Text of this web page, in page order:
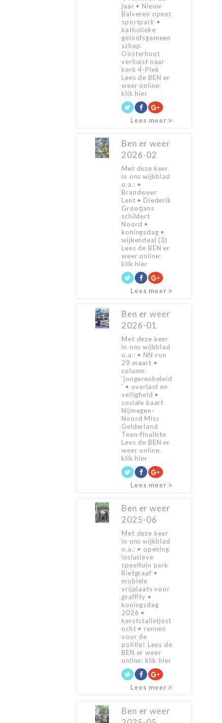
jaar • Nieuw
Balveren opent
sportpark •
katholieke
geloofsgemeen
schap
Oosterhout
verhuist naar
kerk 4-Plek
Lees de BEN er
weer online:
klik hier
Lees meer
Ben er weer
2026-02
Met deze keer
in ons wijkblad
o.a.: •
Brandweer
Lent • Diederik
Grootjans
schildert
Noord •
koningsdag •
wijkendeal (3)
Lees de BEN er
weer online:
klik hier
Lees meer
Ben er weer
2026-01
Met deze keer
in ons wijkblad
o.a.: • NN-run
29 maart •
column:
'jongerenbeleid
' • overlast en
veiligheid •
sociale kaart
Nijmegen-
Noord Miss
Gelderland
Teen-finaliste
Lees de BEN er
weer online:
klik hier
Lees meer
Ben er weer
2025-06
Met deze keer
in ons wijkblad
o.a.: • opening
inclusieve
speeltuin park
Rietgraaf •
mobiele
vrijplaats voor
graffity •
koningsdag
2026 •
kerststalletjest
ocht • rennen
voor de
politie! Lees de
BEN er weer
online: klik hier
Lees meer
Ben er weer